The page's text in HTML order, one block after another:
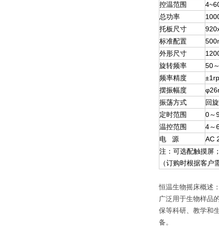
控温范围
总功率
托板尺寸
标准配置
外形尺寸
旋转频率
50
频率精度
摆振幅度
振荡方式
回旋
定时范围
0～
温控范围
4～
电 源
AC
注：可选配触摸屏
（订购时根据客
恒温生物摇床概述
广泛用于生物样品
保等科研、教学和
备。